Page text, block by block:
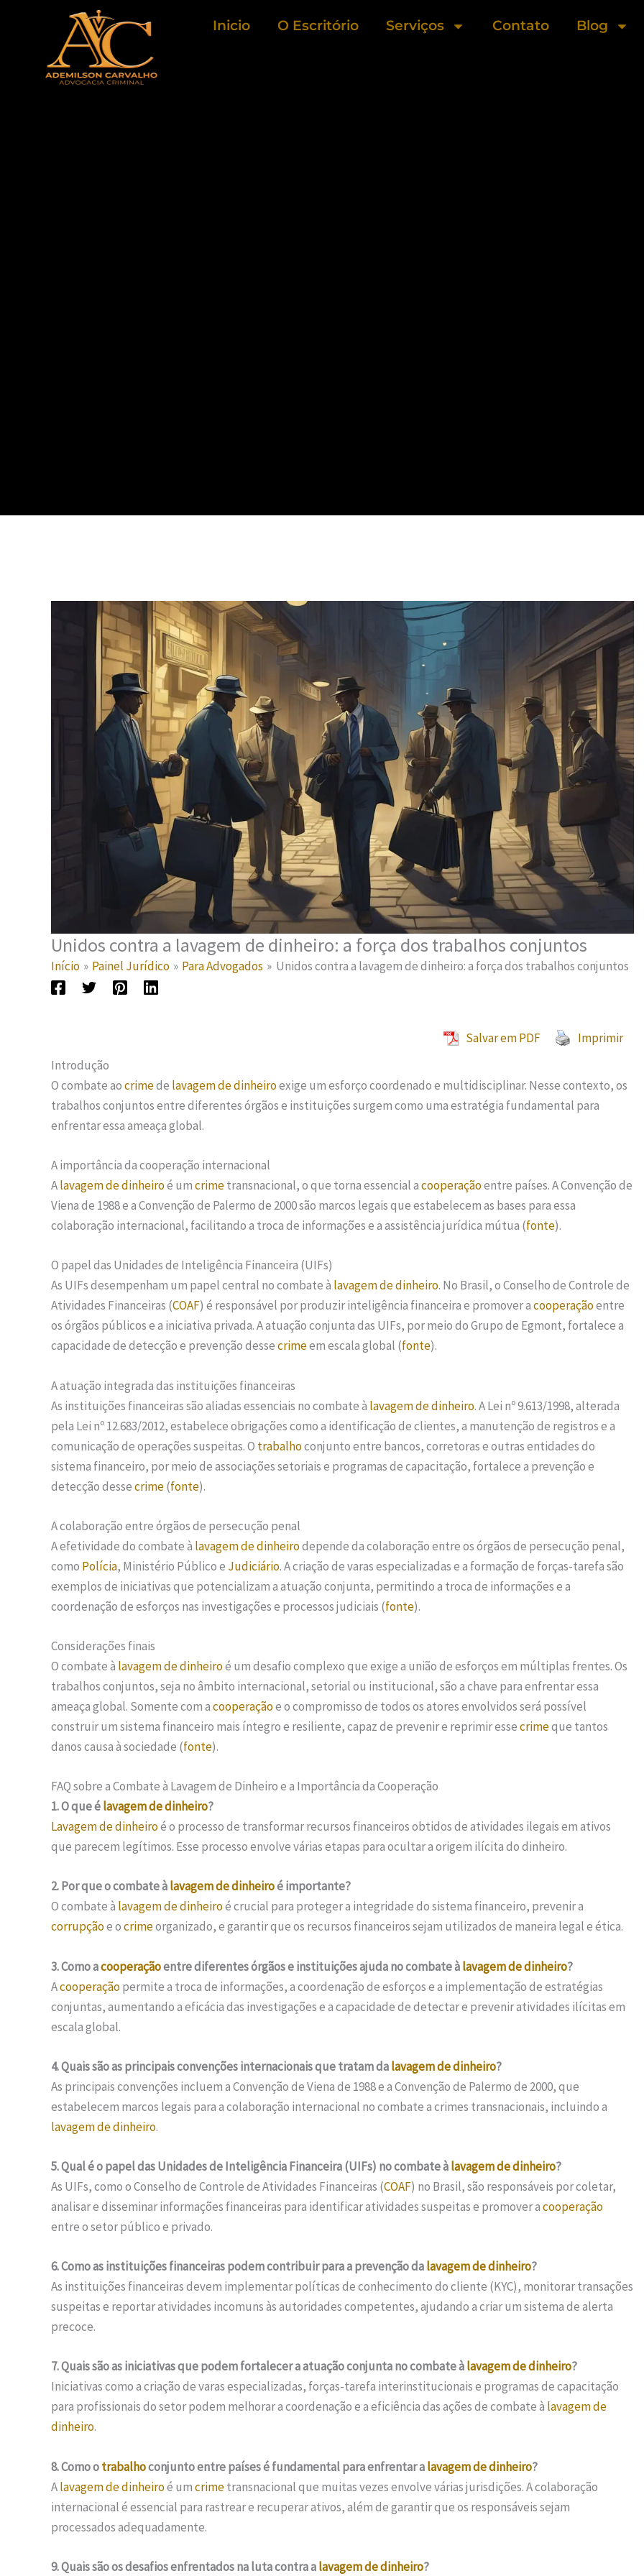
conteúdo
Inicio O Escritório Serviços Contato Blog
Unidos contra a lavagem de dinheiro: a força dos trabalhos conjuntos
Início Painel Jurídico Para Advogados Unidos contra a lavagem de dinheiro: a força dos trabalhos conjuntos
Salvar em PDF
Imprimir
Introdução
O combate aocrimede lavagem de dinheiroexige um esforço coordenado e multidisciplinar. Nesse contexto, os
trabalhos conjuntos entre diferentes órgãos e instituições surgem como uma estratégia fundamental para
enfrentar essa ameaça global.
A importância da cooperação internacional
Alavagem de dinheiroé umcrimetransnacional, o que torna essencial acooperaçãoentre países. A Convenção de
Viena de 1988 e a Convenção de Palermo de 2000 são marcos legais que estabelecem as bases para essa
colaboração internacional, facilitando a troca de informações e a assistência jurídica mútua (fonte).
O papel das Unidades de Inteligência Financeira (UIFs)
As UIFs desempenham um papel central no combate à lavagem de dinheiro. No Brasil, o Conselho de Controle de
Atividades Financeiras (COAF) é responsável por produzir inteligência financeira e promover acooperaçãoentre
os órgãos públicos e a iniciativa privada. A atuação conjunta das UIFs, por meio do Grupo de Egmont, fortalece a
capacidade de detecção e prevenção dessecrimeem escala global (fonte).
A atuação integrada das instituições financeiras
As instituições financeiras são aliadas essenciais no combate à lavagem de dinheiro. A Lei nº 9.613/1998, alterada
pela Lei nº 12.683/2012, estabelece obrigações como a identificação de clientes, a manutenção de registros e a
comunicação de operações suspeitas. O trabalhoconjunto entre bancos, corretoras e outras entidades do
sistema financeiro, por meio de associações setoriais e programas de capacitação, fortalece a prevenção e
detecção dessecrime(fonte).
A colaboração entre órgãos de persecução penal
A efetividade do combate à lavagem de dinheirodepende da colaboração entre os órgãos de persecução penal,
como Polícia, Ministério Público e Judiciário. A criação de varas especializadas e a formação de forças-tarefa são
exemplos de iniciativas que potencializam a atuação conjunta, permitindo a troca de informações e a
coordenação de esforços nas investigações e processos judiciais (fonte).
Considerações finais
O combate à lavagem de dinheiroé um desafio complexo que exige a união de esforços em múltiplas frentes. Os
trabalhos conjuntos, seja no âmbito internacional, setorial ou institucional, são a chave para enfrentar essa
ameaça global. Somente com acooperaçãoe o compromisso de todos os atores envolvidos será possível
construir um sistema financeiro mais íntegro e resiliente, capaz de prevenir e reprimir essecrimeque tantos
danos causa à sociedade (fonte).
FAQ sobre a Combate à Lavagem de Dinheiro e a Importância da Cooperação
1. O que élavagem de dinheiro?
Lavagem de dinheiroé o processo de transformar recursos financeiros obtidos de atividades ilegais em ativos
que parecem legítimos. Esse processo envolve várias etapas para ocultar a origem ilícita do dinheiro.
2. Por que o combate àlavagem de dinheiroé importante?
O combate à lavagem de dinheiroé crucial para proteger a integridade do sistema financeiro, prevenir a
corrupçãoe ocrimeorganizado, e garantir que os recursos financeiros sejam utilizados de maneira legal e ética.
3. Como acooperaçãoentre diferentes órgãos e instituições ajuda no combate àlavagem de dinheiro?
Acooperaçãopermite a troca de informações, a coordenação de esforços e a implementação de estratégias
conjuntas, aumentando a eficácia das investigações e a capacidade de detectar e prevenir atividades ilícitas em
escala global.
4. Quais são as principais convenções internacionais que tratam dalavagem de dinheiro?
As principais convenções incluem a Convenção de Viena de 1988 e a Convenção de Palermo de 2000, que
estabelecem marcos legais para a colaboração internacional no combate a crimes transnacionais, incluindo a
lavagem de dinheiro.
5. Qual é o papel das Unidades de Inteligência Financeira (UIFs) no combate àlavagem de dinheiro?
As UIFs, como o Conselho de Controle de Atividades Financeiras (COAF) no Brasil, são responsáveis por coletar,
analisar e disseminar informações financeiras para identificar atividades suspeitas e promover acooperação
entre o setor público e privado.
6. Como as instituições financeiras podem contribuir para a prevenção dalavagem de dinheiro?
As instituições financeiras devem implementar políticas de conhecimento do cliente (KYC), monitorar transações
suspeitas e reportar atividades incomuns às autoridades competentes, ajudando a criar um sistema de alerta
precoce.
7. Quais são as iniciativas que podem fortalecer a atuação conjunta no combate àlavagem de dinheiro?
Iniciativas como a criação de varas especializadas, forças-tarefa interinstitucionais e programas de capacitação
para profissionais do setor podem melhorar a coordenação e a eficiência das ações de combate à lavagem de
dinheiro.
8. Como otrabalhoconjunto entre países é fundamental para enfrentar alavagem de dinheiro?
Alavagem de dinheiroé umcrimetransnacional que muitas vezes envolve várias jurisdições. A colaboração
internacional é essencial para rastrear e recuperar ativos, além de garantir que os responsáveis sejam
processados adequadamente.
9. Quais são os desafios enfrentados na luta contra alavagem de dinheiro?